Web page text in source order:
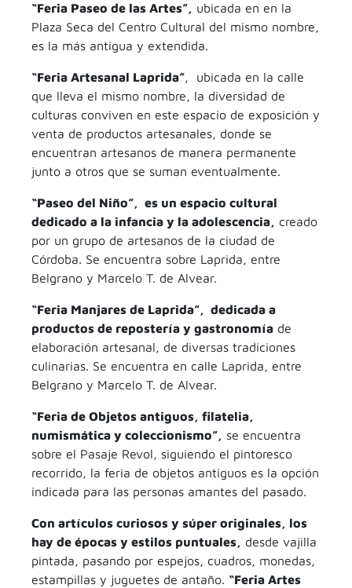
“Feria Paseo de las Artes”, ubicada en en la
Plaza Seca del Centro Cultural del mismo nombre,
es la más antigua y extendida.
“Feria Artesanal Laprida”, ubicada en la calle
que lleva el mismo nombre, la diversidad de
culturas conviven en este espacio de exposición y
venta de productos artesanales, donde se
encuentran artesanos de manera permanente
junto a otros que se suman eventualmente.
“Paseo del Niño”, es un espacio cultural
dedicado a la infancia y la adolescencia, creado
por un grupo de artesanos de la ciudad de
Córdoba. Se encuentra sobre Laprida, entre
Belgrano y Marcelo T. de Alvear.
“Feria Manjares de Laprida”, dedicada a
productos de repostería y gastronomía de
elaboración artesanal, de diversas tradiciones
culinarias. Se encuentra en calle Laprida, entre
Belgrano y Marcelo T. de Alvear.
“Feria de Objetos antiguos, filatelia,
numismática y coleccionismo”, se encuentra
sobre el Pasaje Revol, siguiendo el pintoresco
recorrido, la feria de objetos antiguos es la opción
indicada para las personas amantes del pasado.
Con artículos curiosos y súper originales, los
hay de épocas y estilos puntuales, desde vajilla
pintada, pasando por espejos, cuadros, monedas,
estampillas y juguetes de antaño. “Feria Artes